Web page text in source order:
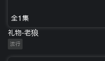
全1集
礼物-老狼
流行